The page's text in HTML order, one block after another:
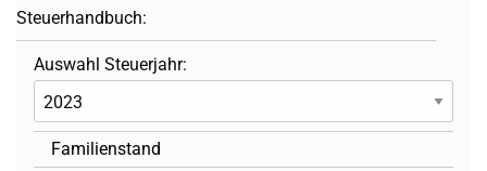
Steuerhandbuch:
Auswahl Steuerjahr:
Familienstand